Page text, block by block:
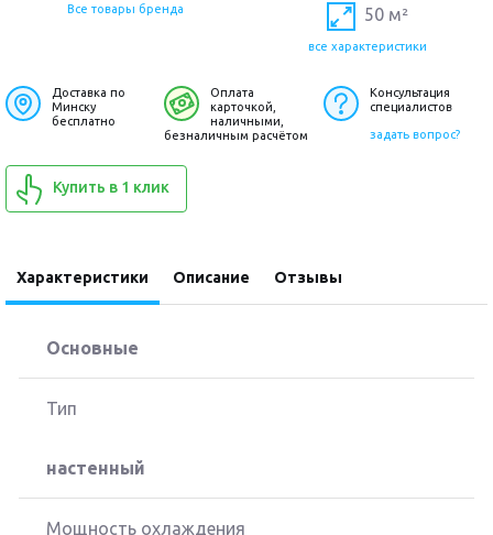
Все товары бренда 50 м²
все характеристики
Доставка по
Минску
бесплатно
Оплата
карточкой,
наличными,
безналичным расчётом
Консультация
специалистов
задать вопрос?
Купить в 1 клик
Характеристики Описание Отзывы
Основные
Тип
настенный
Мощность охлаждения